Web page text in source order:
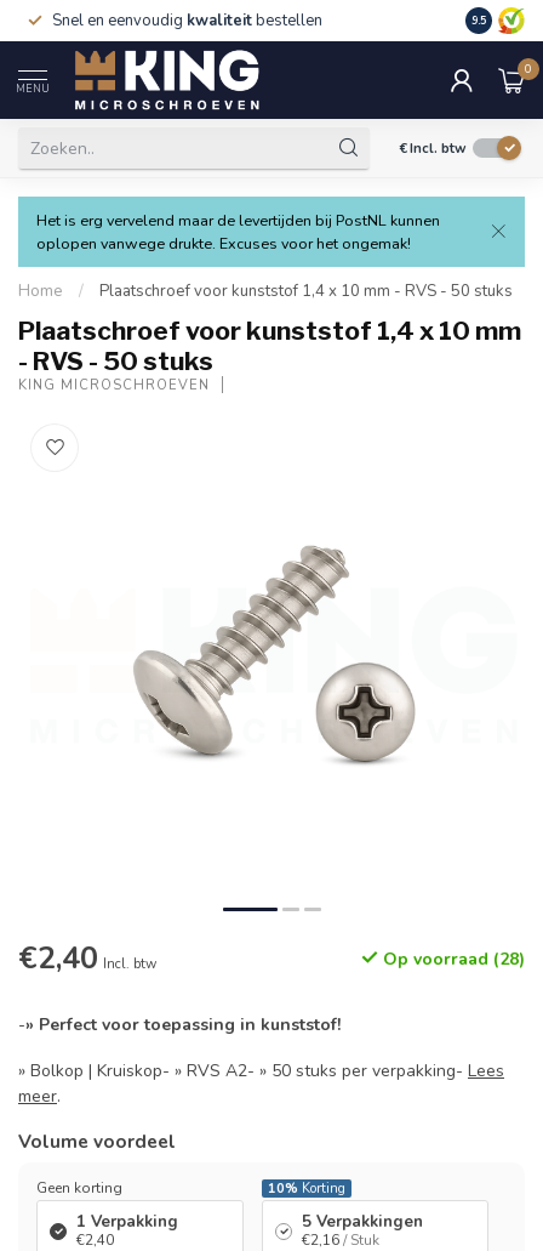
Snel en eenvoudig kwaliteitbestellen 9.5
MENU
0
€Incl. btw
Het is erg vervelend maar de levertijden bij PostNL kunnen
oplopen vanwege drukte. Excuses voor het ongemak!
Home / Plaatschroef voor kunststof 1,4 x 10 mm - RVS - 50 stuks
Plaatschroef voor kunststof 1,4 x 10 mm
- RVS - 50 stuks
KING MICROSCHROEVEN
€2,40 Incl. btw Op voorraad (28)
-» Perfect voor toepassing in kunststof!
» Bolkop | Kruiskop- » RVS A2- » 50 stuks per verpakking- Lees
meer.
Volume voordeel
Geen korting
1 Verpakking
€2,40
10% Korting
5 Verpakkingen
€2,16/ Stuk